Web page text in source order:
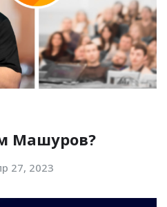
Машуров?
27, 2023